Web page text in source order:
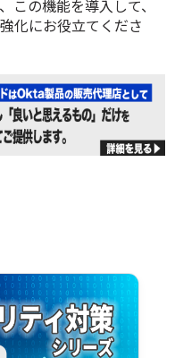
この機能を導入して、
化にお役立てくださ